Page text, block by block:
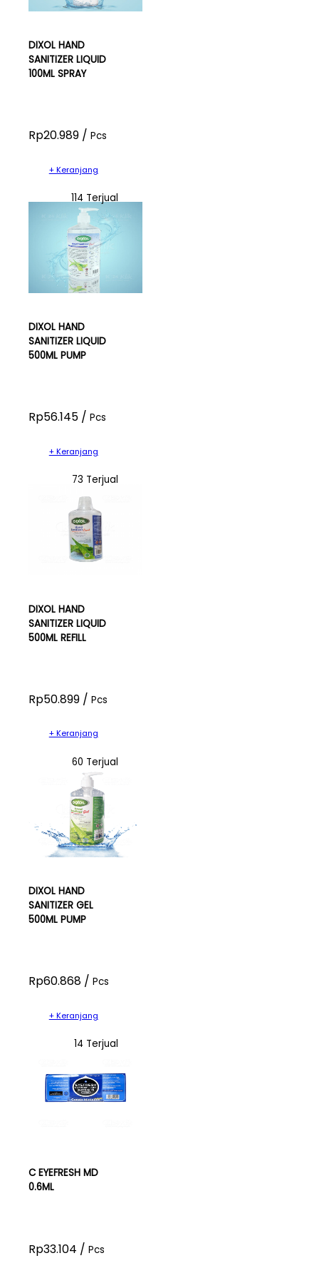
DIXOL HAND
SANITIZER LIQUID
100ML SPRAY
Rp20.989 / Pcs
+ Keranjang
114 Terjual
DIXOL HAND
SANITIZER LIQUID
500ML PUMP
Rp56.145 / Pcs
+ Keranjang
73 Terjual
DIXOL HAND
SANITIZER LIQUID
500ML REFILL
Rp50.899 / Pcs
+ Keranjang
60 Terjual
DIXOL HAND
SANITIZER GEL
500ML PUMP
Rp60.868 / Pcs
+ Keranjang
14 Terjual
C EYEFRESH MD
0.6ML
Rp33.104 / Pcs